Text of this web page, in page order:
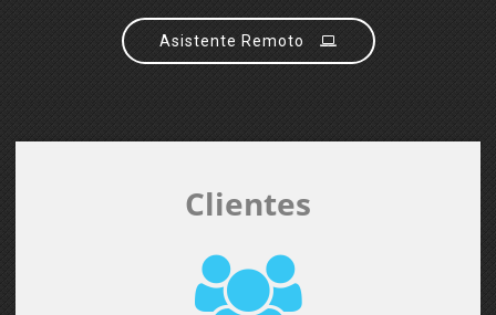
Asistente Remoto
Clientes